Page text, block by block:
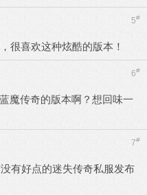
5#
很喜欢这种炫酷的版本！
6#
魔传奇的版本啊？想回味一
7#
有好点的迷失传奇私服发布